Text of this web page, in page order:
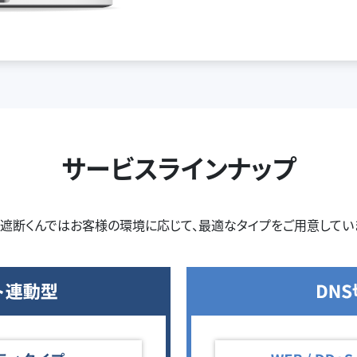
サービスラインナップ
断くんではお客様の環境に応じて、最適なタイプをご用意してい